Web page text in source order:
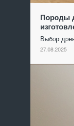
Породы
Выбор
27.08.2025